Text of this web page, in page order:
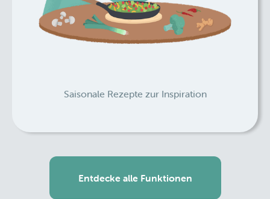
Saisonale Rezepte zur Inspiration
Entdecke alle Funktionen